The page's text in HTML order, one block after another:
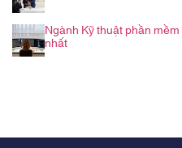
Ngành Kỹ thuật phần
nhất